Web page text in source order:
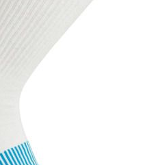
directement au club
auprès du
du club